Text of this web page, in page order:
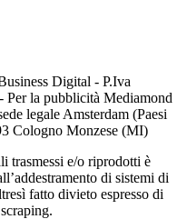
Digital - P.Iva
la pubblicità Mediamond
legale Amsterdam (Paesi
Cologno Monzese (MI)
trasmessi e/o riprodotti è
di sistemi di
fatto divieto espresso di